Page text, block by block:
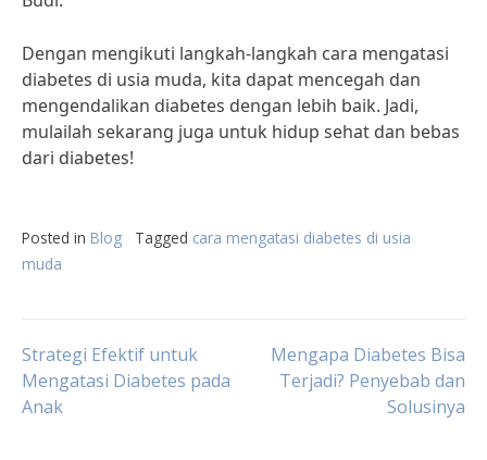
Dengan mengikuti langkah-langkah cara mengatasi
diabetes di usia muda, kita dapat mencegah dan
mengendalikan diabetes dengan lebih baik. Jadi,
mulailah sekarang juga untuk hidup sehat dan bebas
dari diabetes!
Posted in Blog Tagged cara mengatasi diabetes di usia
muda
Post
navigation
Strategi Efektif untuk
Mengatasi Diabetes pada
Anak
Mengapa Diabetes Bisa
Terjadi? Penyebab dan
Solusinya